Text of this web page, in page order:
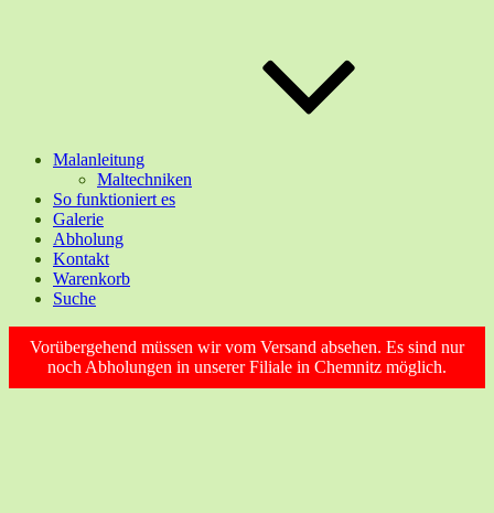
Malanleitung
Maltechniken
So funktioniert es
Galerie
Abholung
Kontakt
Warenkorb
Suche
Vorübergehend müssen wir vom Versand absehen. Es sind nur
noch Abholungen in unserer Filiale in Chemnitz möglich.